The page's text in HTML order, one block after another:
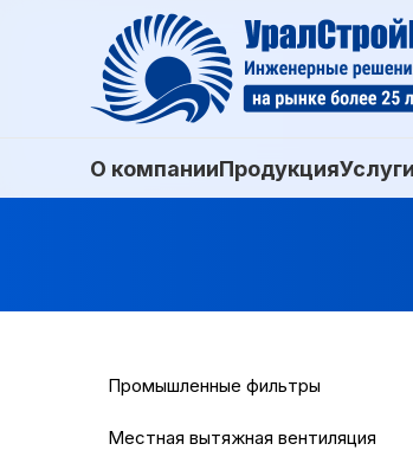
О компанииПродукцияУслуги
Промышленные фильтры
Местная вытяжная вентиляция